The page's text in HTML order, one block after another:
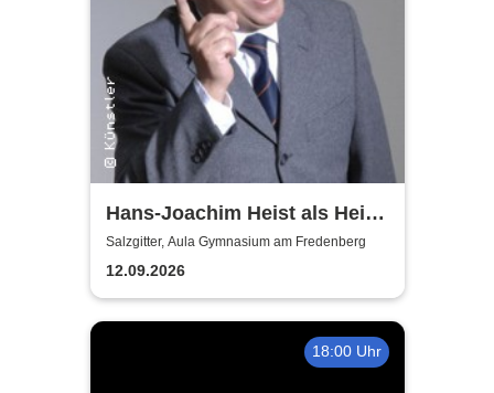
Hans-Joachim Heist als Heinz
Erhard - Noch'n Gedicht
Salzgitter, Aula Gymnasium am Fredenberg
12.09.2026
18:00 Uhr